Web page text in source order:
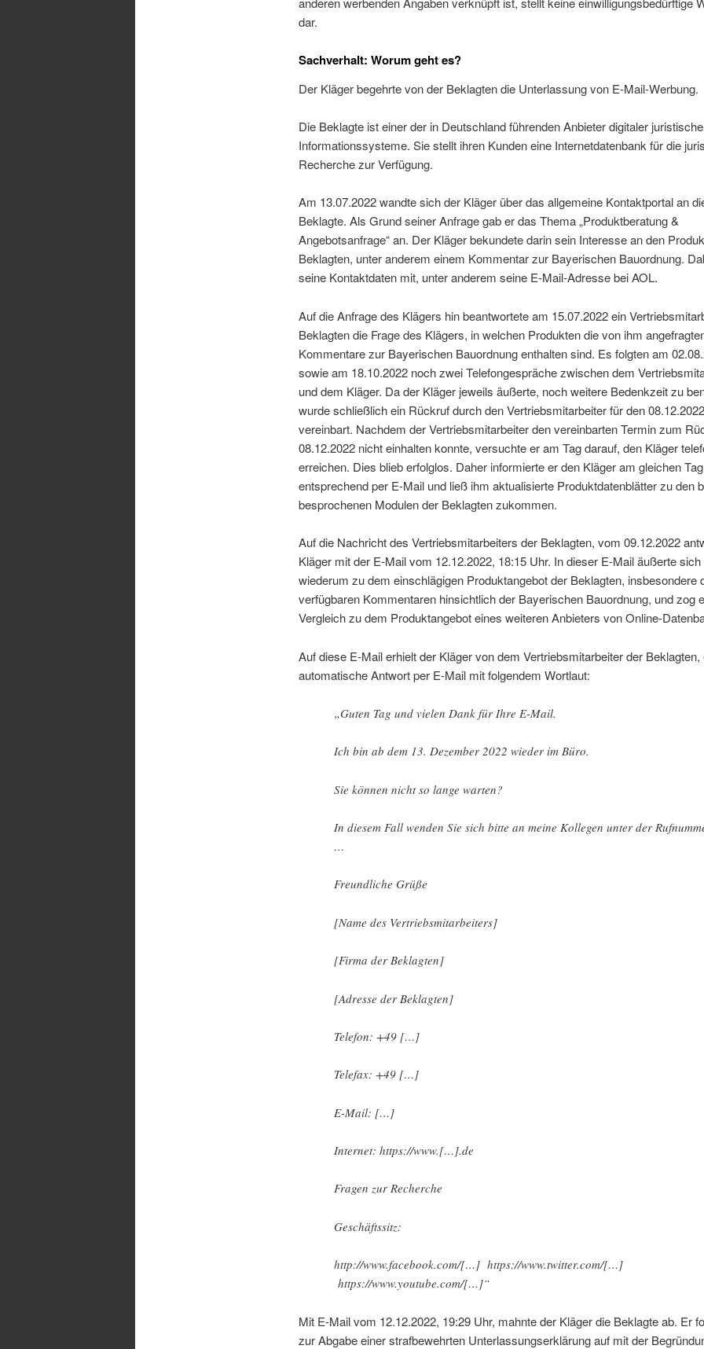
dar.
Sachverhalt: Worum geht es?
Der Kläger begehrte von der Beklagten die Unterlassung von E-Mail-Werbung.
Die Beklagte ist einer der in Deutschland führenden Anbieter digitaler
Informationssysteme. Sie stellt ihren Kunden eine Internetdatenbank für die
Recherche zur Verfügung.
Am 13.07.2022 wandte sich der Kläger über das allgemeine Kontaktportal an
Beklagte. Als Grund seiner Anfrage gab er das Thema „Produktberatung &
Angebotsanfrage“ an. Der Kläger bekundete darin sein Interesse an den
Beklagten, unter anderem einem Kommentar zur Bayerischen Bauordnung.
seine Kontaktdaten mit, unter anderem seine E-Mail-Adresse bei AOL.
Auf die Anfrage des Klägers hin beantwortete am 15.07.2022 ein
Beklagten die Frage des Klägers, in welchen Produkten die von ihm
Kommentare zur Bayerischen Bauordnung enthalten sind. Es folgten am
sowie am 18.10.2022 noch zwei Telefongespräche zwischen dem
und dem Kläger. Da der Kläger jeweils äußerte, noch weitere Bedenkzeit zu
wurde schließlich ein Rückruf durch den Vertriebsmitarbeiter für den 08.12.2022
vereinbart. Nachdem der Vertriebsmitarbeiter den vereinbarten Termin zum
08.12.2022 nicht einhalten konnte, versuchte er am Tag darauf, den Kläger
erreichen. Dies blieb erfolglos. Daher informierte er den Kläger am gleichen Tag
entsprechend per E-Mail und ließ ihm aktualisierte Produktdatenblätter zu den
besprochenen Modulen der Beklagten zukommen.
Auf die Nachricht des Vertriebsmitarbeiters der Beklagten, vom 09.12.2022
Kläger mit der E-Mail vom 12.12.2022, 18:15 Uhr. In dieser E-Mail äußerte
wiederum zu dem einschlägigen Produktangebot der Beklagten, insbesondere
verfügbaren Kommentaren hinsichtlich der Bayerischen Bauordnung, und zog
Vergleich zu dem Produktangebot eines weiteren Anbieters von Online-
Auf diese E-Mail erhielt der Kläger von dem Vertriebsmitarbeiter der Beklagten,
automatische Antwort per E-Mail mit folgendem Wortlaut:
„Guten Tag und vielen Dank für Ihre E-Mail.
Ich bin ab dem 13. Dezember 2022 wieder im Büro.
Sie können nicht so lange warten?
In diesem Fall wenden Sie sich bitte an meine Kollegen unter der
…
Freundliche Grüße
[Name des Vertriebsmitarbeiters]
[Firma der Beklagten]
[Adresse der Beklagten]
Telefon: +49 […]
Telefax: +49 […]
E-Mail: […]
Internet: https://www.[…].de
Fragen zur Recherche
Geschäftssitz:
http://www.facebook.com/[…] https://www.twitter.com/[…]
https://www.youtube.com/[…]“
Mit E-Mail vom 12.12.2022, 19:29 Uhr, mahnte der Kläger die Beklagte ab. Er
zur Abgabe einer strafbewehrten Unterlassungserklärung auf mit der